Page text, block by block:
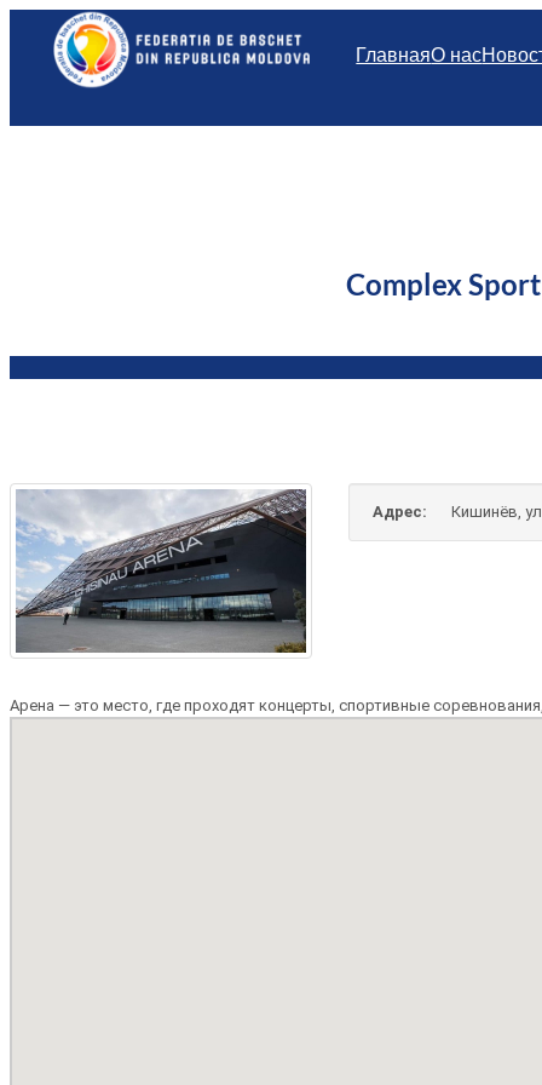
Перейти
содержимому
ГлавнаяО нас
Complex
Адрес: Кишинёв,
Арена — это место, где проходят концерты, спортивные